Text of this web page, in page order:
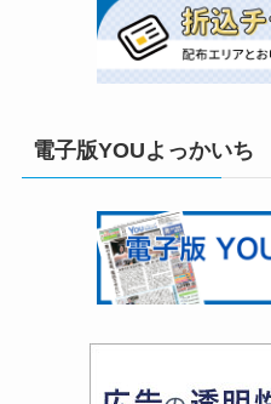
電子版YOUよっかいち